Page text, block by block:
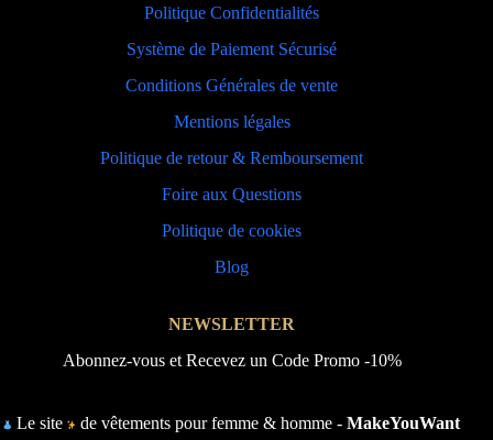
Politique Confidentialités
Système de Paiement Sécurisé
Conditions Générales de vente
Mentions légales
Politique de retour & Remboursement
Foire aux Questions
Politique de cookies
Blog
NEWSLETTER
Abonnez-vous et Recevez un Code Promo -10%
Le site de vêtements pour femme & homme -MakeYouWant